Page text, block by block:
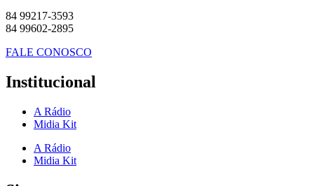
84 99217-3593
84 99602-2895
FALE CONOSCO
Institucional
A Rádio
Midia Kit
A Rádio
Midia Kit